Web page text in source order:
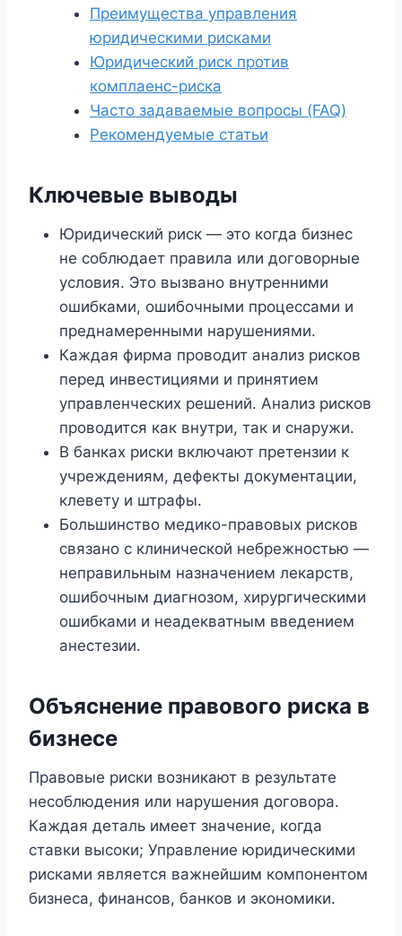
Преимущества управления
юридическими рисками
Юридический риск против
комплаенс-риска
Часто задаваемые вопросы (FAQ)
Рекомендуемые статьи
Ключевые выводы
Юридический риск — это когда бизнес
не соблюдает правила или договорные
условия. Это вызвано внутренними
ошибками, ошибочными процессами и
преднамеренными нарушениями.
Каждая фирма проводит анализ рисков
перед инвестициями и принятием
управленческих решений. Анализ рисков
проводится как внутри, так и снаружи.
В банках риски включают претензии к
учреждениям, дефекты документации,
клевету и штрафы.
Большинство медико-правовых рисков
связано с клинической небрежностью —
неправильным назначением лекарств,
ошибочным диагнозом, хирургическими
ошибками и неадекватным введением
анестезии.
Объяснение правового риска в
бизнесе
Правовые риски возникают в результате
несоблюдения или нарушения договора.
Каждая деталь имеет значение, когда
ставки высоки; Управление юридическими
рисками является важнейшим компонентом
бизнеса, финансов, банков и экономики.